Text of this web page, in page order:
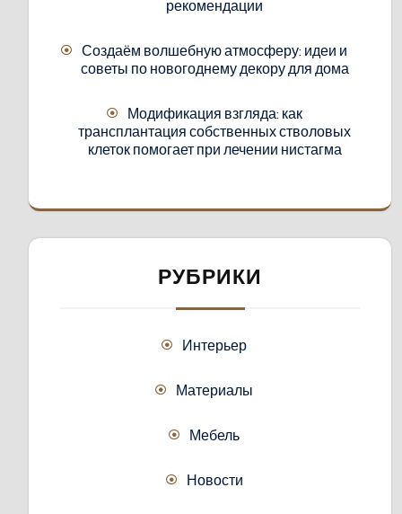
рекомендации
Создаём волшебную атмосферу: идеи и
советы по новогоднему декору для дома
Модификация взгляда: как
трансплантация собственных стволовых
клеток помогает при лечении нистагма
РУБРИКИ
Интерьер
Материалы
Мебель
Новости